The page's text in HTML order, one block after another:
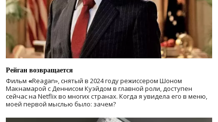
Рейган возвращается
Фильм «Reagan», снятый в 2024 годурежиссером Шоном
Макнамарой с Деннисом Куэйдом в главной роли, доступен
сейчас на Netflix во многих странах. Когда я увидела его в меню,
моей первой мыслью было: зачем?